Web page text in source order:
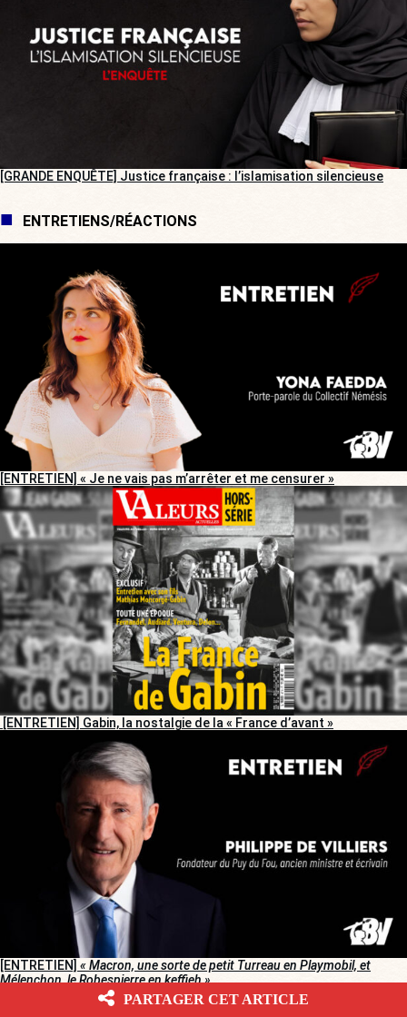
[GRANDE ENQUÊTE] Justice française : l’islamisation silencieuse
ENTRETIENS/RÉACTIONS
[ENTRETIEN] « Je ne vais pas m’arrêter et me censurer »
[ENTRETIEN] Gabin, la nostalgie de la « France d’avant »
[ENTRETIEN] « Macron, une sorte de petit Turreau en Playmobil, et
Mélenchon, le Robespierre en keffieh »
PARTAGER CET ARTICLE